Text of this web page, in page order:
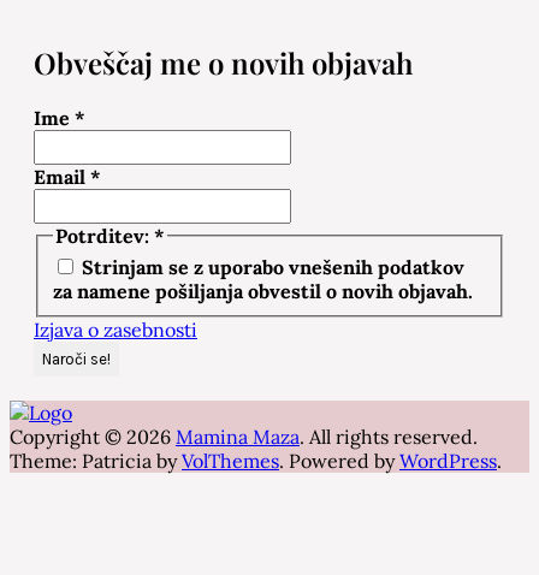
Obveščaj me o novih objavah
Ime *
Email *
Potrditev: *
Strinjam se z uporabo vnešenih podatkov
za namene pošiljanja obvestil o novih objavah.
Izjava o zasebnosti
Copyright © 2026 Mamina Maza. All rights reserved.
Theme: Patricia byVolThemes. Powered byWordPress.